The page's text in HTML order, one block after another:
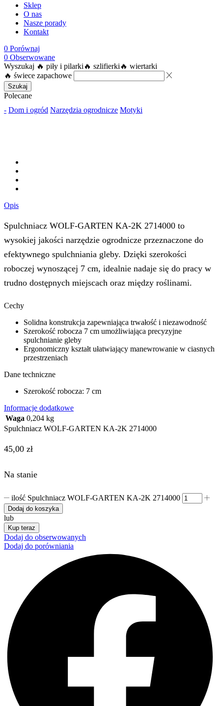
Sklep
O nas
Nasze porady
Kontakt
0 Porównaj
0 Obserwowane
Wyszukaj 🔥 piły i pilarki 🔥 szlifierki 🔥 wiertarki
🔥 świece zapachowe
Szukaj
Polecane
- Dom i ogród Narzędzia ogrodnicze Motyki
Opis
Spulchniacz WOLF-GARTEN KA-2K 2714000 to
wysokiej jakości narzędzie ogrodnicze przeznaczone do
efektywnego spulchniania gleby. Dzięki szerokości
roboczej wynoszącej 7 cm, idealnie nadaje się do pracy w
trudno dostępnych miejscach oraz między roślinami.
Cechy
Solidna konstrukcja zapewniająca trwałość i niezawodność
Szerokość robocza 7 cm umożliwiająca precyzyjne
spulchnianie gleby
Ergonomiczny kształt ułatwiający manewrowanie w ciasnych
przestrzeniach
Dane techniczne
Szerokość robocza: 7 cm
Informacje dodatkowe
Waga 0,204 kg
Spulchniacz WOLF-GARTEN KA-2K 2714000
45,00 zł
Na stanie
ilość Spulchniacz WOLF-GARTEN KA-2K 2714000
Dodaj do koszyka
lub
Kup teraz
Dodaj do obserwowanych
Dodaj do porówniania